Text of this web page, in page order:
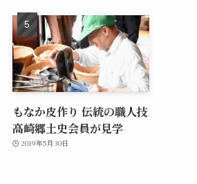
もなか皮作り 伝統の職人技
高崎郷土史会員が見学
2019年5月30日